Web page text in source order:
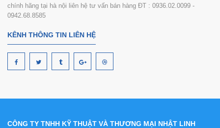
chính hãng tại hà nội liên hệ tư vấn bán hàng ĐT : 0936.02.0099 -
0942.68.8585
KÊNH THÔNG TIN LIÊN HỆ
CÔNG TY TNHH KỸ THUẬT VÀ THƯƠNG MẠI NHẬT LINH